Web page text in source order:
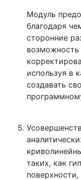
Модуль
благодаря
сторонние
возможность
используя в
создавать
таких, как